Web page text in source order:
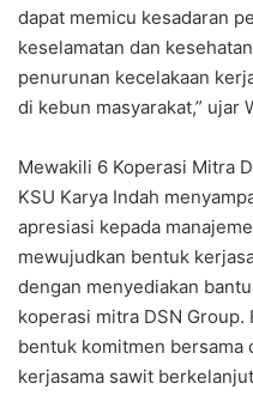
dapat memicu kesadaran
keselamatan dan
penurunan kecelakaan
di kebun masyarakat,” ujar
Mewakili 6 Koperasi Mitra
KSU Karya Indah
apresiasi kepada
mewujudkan bentuk
dengan menyediakan
koperasi mitra DSN
bentuk komitmen bersama
kerjasama sawit